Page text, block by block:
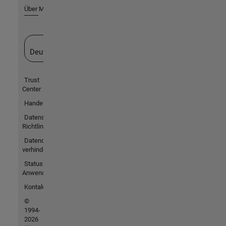
Über MathWorks
Deutschland
Trust
Center
Handelsmarken
Datenschutz-
Richtlinien
Datendiebstahl
verhindern
Status von
Anwendungen
Kontakt
©
1994-
2026